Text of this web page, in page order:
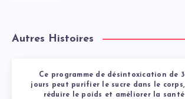
Autres Histoires
Ce programme de désintoxication de 3
jours peut purifier le sucre dans le corps,
réduire le poids et améliorer la santé